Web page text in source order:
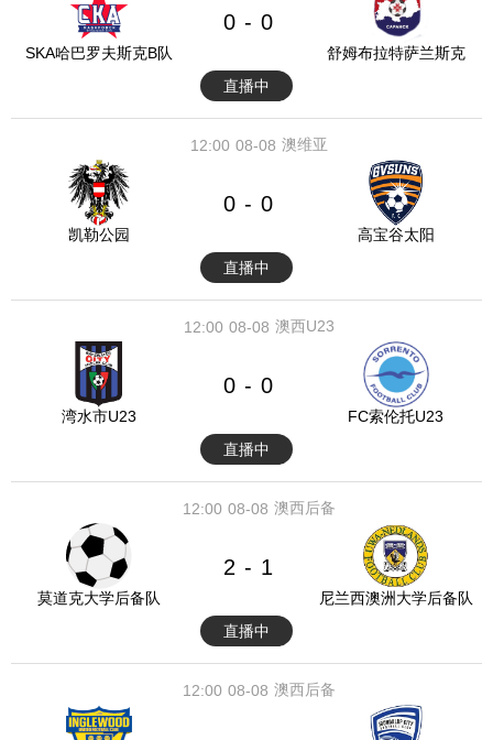
SKA哈巴罗夫斯克B队
0 - 0
舒姆布拉特萨兰斯克
直播中
08-08
12:00 澳维亚
凯勒公园
0 - 0
高宝谷太阳
直播中
08-08
12:00 澳西U23
湾水市U23
0 - 0
FC索伦托U23
直播中
08-08
12:00 澳西后备
莫道克大学后备队
2 - 1
尼兰西澳洲大学后备队
直播中
08-08
12:00 澳西后备